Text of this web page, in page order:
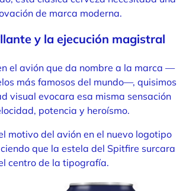
de marca moderna.
y la ejecución magistral
el avión que da nombre a la marca —
más famosos del mundo—, quisimos
visual evocara esa misma sensación
potencia y heroísmo.
motivo del avión en el nuevo logotipo
que la estela del Spitfire surcara
centro de la tipografía.